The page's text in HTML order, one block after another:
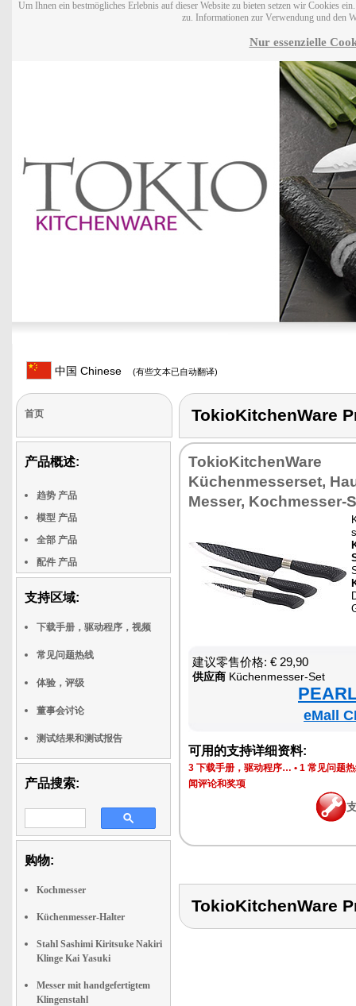
Um Ihnen ein bestmögliches Erlebnis auf dieser Website zu bieten setzen wir Cookies
zu. Informationen zur Verwendung und den
Nur essenzielle
中国 Chinese (有些文本已自动翻译)
首页
产品概述:
趋势 产品
模型 产品
全部 产品
配件 产品
支持区域:
下载手册，驱动程序，视频
常见问题热线
体验，评级
董事会讨论
测试结果和测试报告
产品搜索:
购物:
Kochmesser
Küchenmesser-Halter
Stahl Sashimi Kiritsuke Nakiri
Klinge Kai Yasuki
Messer mit handgefertigtem
Klingenstahl
TokioKitchenWare
TokioKitchenWare
Küchenmesserset,
Messer, Kochmesser-
建议零售价格: € 29,90
供应商 Küchenmesser-Set
eMall
可用的支持详细资料:
3 下载手册，驱动程序… • 1 常见问题
闻评论和奖项
TokioKitchenWare